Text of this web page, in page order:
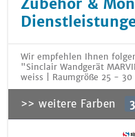
Zubehör &
Wir empfehlen Ihnen
"Sinclair Wandgerät
weiss | Raumgröße 25 -
>> weitere Farben 3